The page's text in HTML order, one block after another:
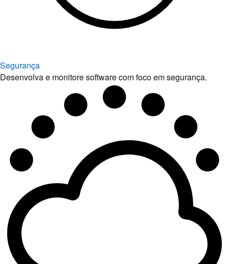
Segurança
Desenvolva e monitore software com foco em segurança.